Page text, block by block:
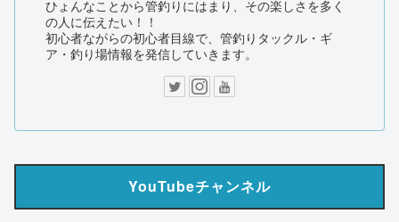
ひょんなことから管釣りにはまり、その楽しさを多く
の人に伝えたい！！
初心者ながらの初心者目線で、管釣りタックル・ギ
ア・釣り場情報を発信していきます。
YouTubeチャンネル